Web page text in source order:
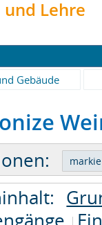
Lehre
Gebäude